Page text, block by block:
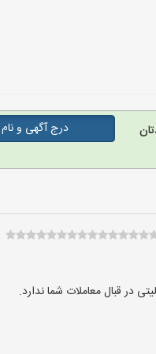
درج آگهی و
در قبال معاملات شما ندارد.